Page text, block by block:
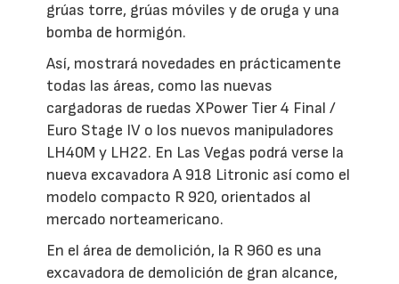
grúas torre, grúas móviles y de oruga y una
bomba de hormigón.
Así, mostrará novedades en prácticamente
todas las áreas, como las nuevas
cargadoras de ruedas XPower Tier 4 Final /
Euro Stage IV o los nuevos manipuladores
LH40M y LH22. En Las Vegas podrá verse la
nueva excavadora A 918 Litronic así como el
modelo compacto R 920, orientados al
mercado norteamericano.
En el área de demolición, la R 960 es una
excavadora de demolición de gran alcance,